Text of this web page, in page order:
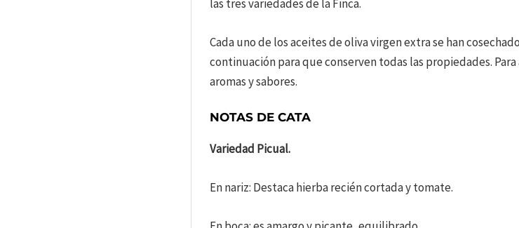
las tres variedades de la Finca.
Cada uno de los aceites de oliva virgen extra se han
continuación para que conserven todas las propiedades.
aromas y sabores.
NOTAS DE CATA
Variedad Picual.
En nariz: Destaca hierba recién cortada y tomate.